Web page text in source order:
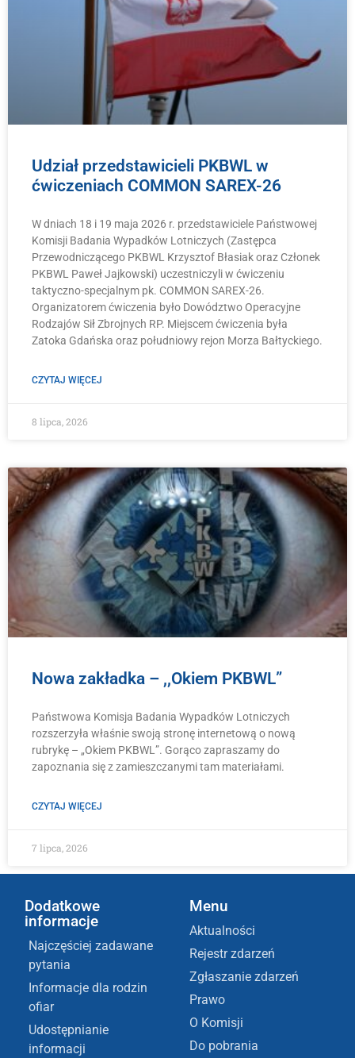
Udział przedstawicieli PKBWL w
ćwiczeniach COMMON SAREX-26
W dniach 18 i 19 maja 2026 r. przedstawiciele Państwowej
Komisji Badania Wypadków Lotniczych (Zastępca
Przewodniczącego PKBWL Krzysztof Błasiak oraz Członek
PKBWL Paweł Jajkowski) uczestniczyli w ćwiczeniu
taktyczno-specjalnym pk. COMMON SAREX-26.
Organizatorem ćwiczenia było Dowództwo Operacyjne
Rodzajów Sił Zbrojnych RP. Miejscem ćwiczenia była
Zatoka Gdańska oraz południowy rejon Morza Bałtyckiego.
CZYTAJ WIĘCEJ
8 lipca, 2026
Nowa zakładka – ,,Okiem PKBWL”
Państwowa Komisja Badania Wypadków Lotniczych
rozszerzyła właśnie swoją stronę internetową o nową
rubrykę – „Okiem PKBWL”. Gorąco zapraszamy do
zapoznania się z zamieszczanymi tam materiałami.
CZYTAJ WIĘCEJ
7 lipca, 2026
Dodatkowe
informacje
Najczęściej zadawane
pytania
Informacje dla rodzin
ofiar
Udostępnianie
informacji
Menu
Aktualności
Rejestr zdarzeń
Zgłaszanie zdarzeń
Prawo
O Komisji
Do pobrania